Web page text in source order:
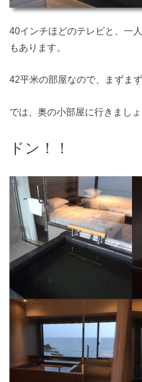
40インチほどのテレビと、一
もあります。
42平米の部屋なので、まずま
では、奥の小部屋に行きましょ
ドン！！